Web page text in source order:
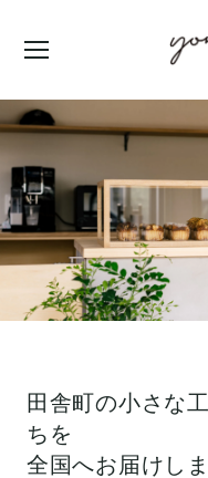
田舎町の小さな
ちを
全国へお届けしま